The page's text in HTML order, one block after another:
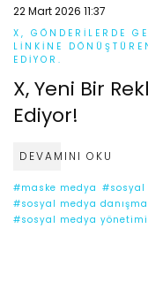
22 Mart 2026 11:37
X, GÖNDERILERDE
LINKINE
EDIYOR.
X, Yeni Bir
Ediyor!
DEVAMINI OKU
#maske medya #sosyal
#sosyal medya
#sosyal medya yönetimi